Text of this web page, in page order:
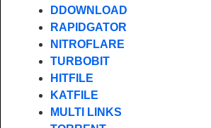
DDOWNLOAD
RAPIDGATOR
NITROFLARE
TURBOBIT
HITFILE
KATFILE
MULTI LINKS